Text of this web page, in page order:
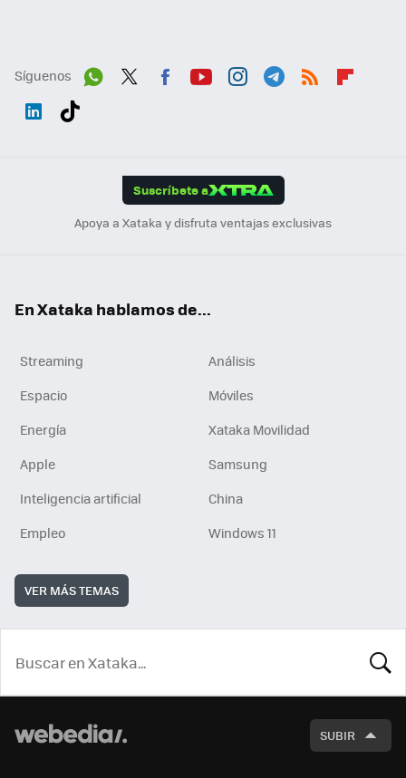
Síguenos
Suscríbete a
Apoya a Xataka y disfruta ventajas exclusivas
En Xataka hablamos de...
Streaming
Análisis
Espacio
Móviles
Energía
Xataka Movilidad
Apple
Samsung
Inteligencia artificial
China
Empleo
Windows 11
VER MÁS TEMAS
SUBIR